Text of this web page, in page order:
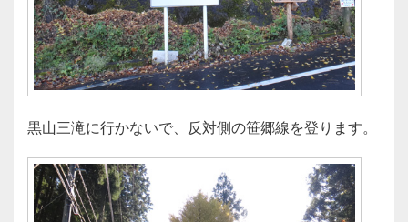
黒山三滝に行かないで、反対側の笹郷線を登ります。